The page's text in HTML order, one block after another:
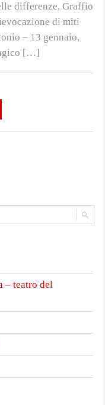
differenze, Graffio
di miti
– 13 gennaio,
[…]
– teatro del